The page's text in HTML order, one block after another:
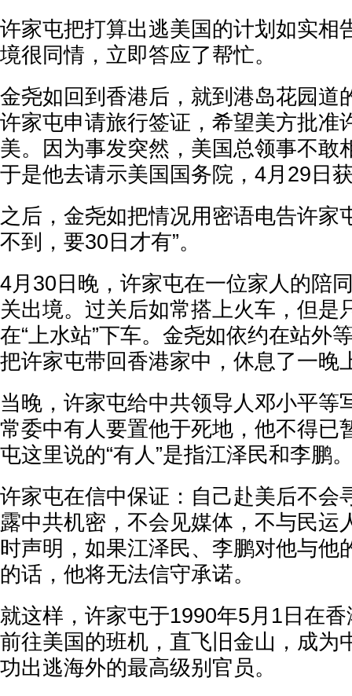
许家屯把打算出逃美国的计划如实相
境很同情，立即答应了帮忙。
金尧如回到香港后，就到港岛花园道
许家屯申请旅行签证，希望美方批准
美。因为事发突然，美国总领事不敢
于是他去请示美国国务院，4月29日
之后，金尧如把情况用密语电告许家
不到，要30日才有”。
4月30日晚，许家屯在一位家人的陪
关出境。过关后如常搭上火车，但是
在“上水站”下车。金尧如依约在站外
把许家屯带回香港家中，休息了一晚
当晚，许家屯给中共领导人邓小平等
常委中有人要置他于死地，他不得已
屯这里说的“有人”是指江泽民和李鹏
许家屯在信中保证：自己赴美后不会
露中共机密，不会见媒体，不与民运
时声明，如果江泽民、李鹏对他与他
的话，他将无法信守承诺。
就这样，许家屯于1990年5月1日在
前往美国的班机，直飞旧金山，成为
功出逃海外的最高级别官员。